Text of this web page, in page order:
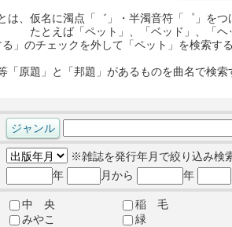
は、仮名に濁点「゛」・半濁音符「゜」を
たとえば「ペット」、「ベッド」、「
る」のチェックを外して「ペット」を検索
「原題」と「邦題」があるものを曲名で検
※雑誌を発行年月で絞り込み検
年
月から 年
中 央
稲 毛
みやこ
緑